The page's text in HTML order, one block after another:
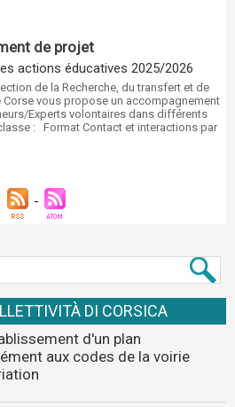
de projet
actions éducatives 2025/2026
de la Recherche, du transfert et de
Corse vous propose un accompagnement
Experts volontaires dans différents
: Format Contact et interactions par
DI CORSICA
d'un plan
aux codes de la voirie